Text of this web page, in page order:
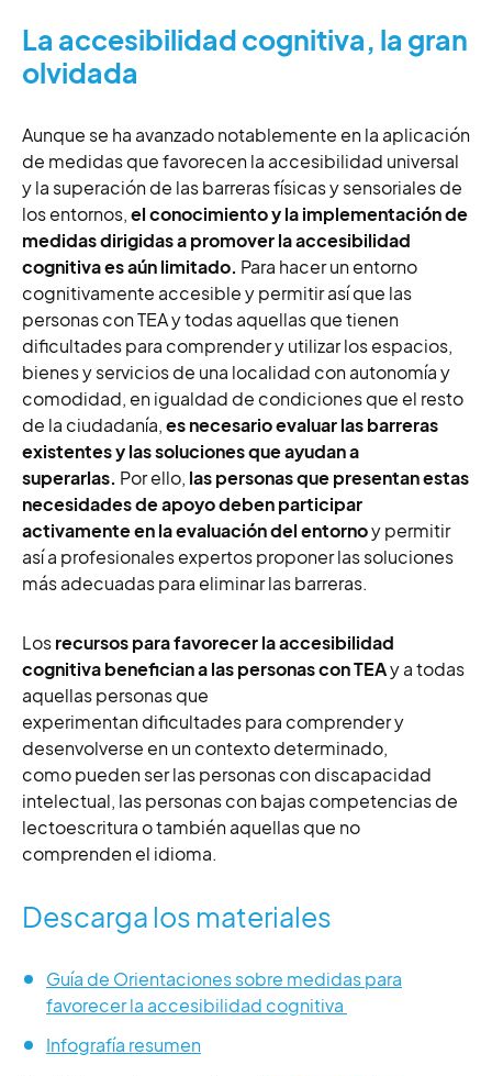
La accesibilidad cognitiva, la gran
olvidada
Aunque se ha avanzado notablemente en la aplicación
de medidas que favorecen la accesibilidad universal
y la superación de las barreras físicas y sensoriales de
los entornos,el conocimiento y la implementación de
medidas dirigidas a promover la accesibilidad
cognitiva es aún limitado. Para hacer un entorno
cognitivamente accesible y permitir así que las
personas con TEA y todas aquellas que tienen
dificultades para comprender y utilizar los espacios,
bienes y servicios de una localidad con autonomía y
comodidad, en igualdad de condiciones que el resto
de la ciudadanía,es necesario evaluar las barreras
existentes y las soluciones que ayudan a
superarlas. Por ello, las personas que presentan estas
necesidades de apoyo deben participar
activamente en la evaluación del entornoy permitir
así a profesionales expertos proponer las soluciones
más adecuadas para eliminar las barreras.
Losrecursos para favorecer la accesibilidad
cognitiva benefician a las personas con TEAy a todas
aquellas personas que
experimentan dificultades para comprender y
desenvolverse en un contexto determinado,
como pueden ser las personas con discapacidad
intelectual, las personas con bajas competencias de
lectoescritura o también aquellas que no
comprenden el idioma.
Descarga los materiales
Guía de Orientaciones sobre medidas para
favorecer la accesibilidad cognitiva
Infografía resumen